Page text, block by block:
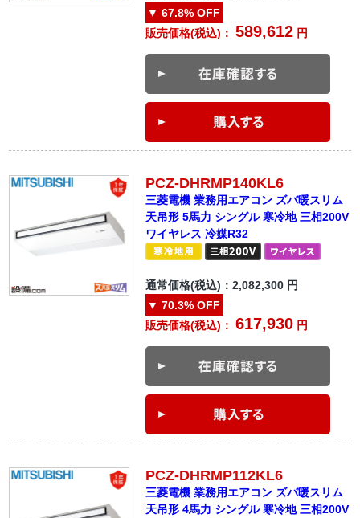
▼ 67.8% OFF
販売価格(税込)：589,612 円
PCZ-DHRMP140KL6
三菱電機 業務用エアコン ズバ暖スリム
天吊形 5馬力 シングル 寒冷地 三相200V
ワイヤレス 冷媒R32
通常価格(税込)：2,082,300 円
▼ 70.3% OFF
販売価格(税込)：617,930 円
PCZ-DHRMP112KL6
三菱電機 業務用エアコン ズバ暖スリム
天吊形 4馬力 シングル 寒冷地 三相200V